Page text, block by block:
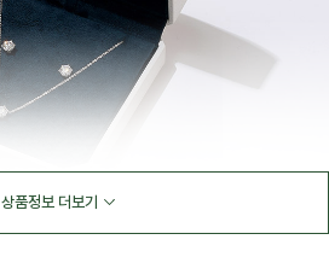
상품정보 더보기